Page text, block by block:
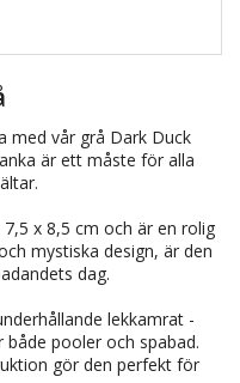
med vår grå Dark Duck
är ett måste för alla
x 8,5 cm och är en rolig
mystiska design, är den
dag.
lekkamrat -
pooler och spabad.
gör den perfekt för